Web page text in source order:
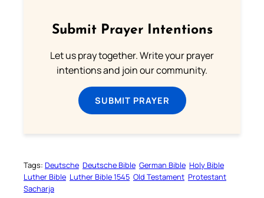
Submit Prayer Intentions
Let us pray together. Write your prayer
intentions and join our community.
SUBMIT PRAYER
Tags: Deutsche Deutsche Bible German Bible Holy Bible
Luther Bible Luther Bible 1545 Old Testament Protestant
Sacharja